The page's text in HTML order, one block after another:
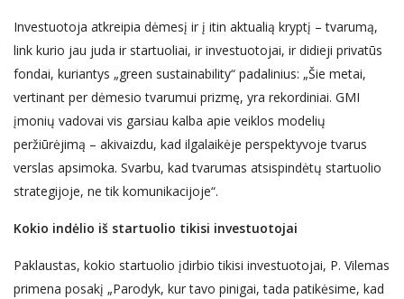
Investuotoja atkreipia dėmesį ir į itin aktualią kryptį – tvarumą,
link kurio jau juda ir startuoliai, ir investuotojai, ir didieji privatūs
fondai, kuriantys „green sustainability“ padalinius: „Šie metai,
vertinant per dėmesio tvarumui prizmę, yra rekordiniai. GMI
įmonių vadovai vis garsiau kalba apie veiklos modelių
peržiūrėjimą – akivaizdu, kad ilgalaikėje perspektyvoje tvarus
verslas apsimoka. Svarbu, kad tvarumas atsispindėtų startuolio
strategijoje, ne tik komunikacijoje“.
Kokio indėlio iš startuolio tikisi investuotojai
Paklaustas, kokio startuolio įdirbio tikisi investuotojai, P. Vilemas
primena posakį „Parodyk, kur tavo pinigai, tada patikėsime, kad